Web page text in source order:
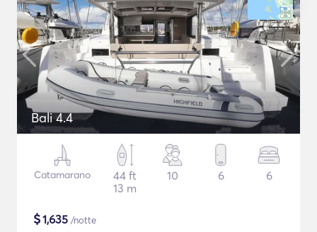
Bali 4.4
Catamarano
44 ft
13 m
10 6 6
$1,635 /notte